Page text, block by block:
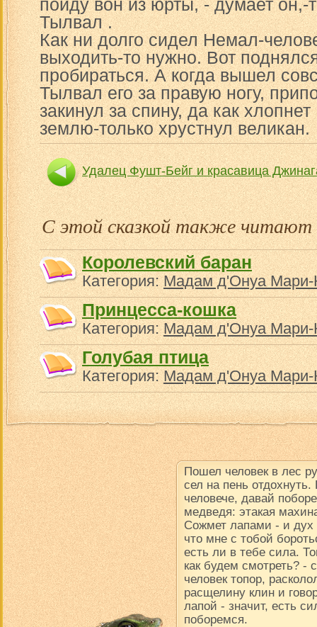
пойду вон из юрты, - думает он,-
Тылвал .
Как ни долго сидел Немал-
выходить-то нужно. Вот
пробираться. А когда вышел
Тылвал его за правую ногу,
закинул за спину, да как
землю-только хрустнул великан.
Удалец Фушт-Бейг и красавица
Кутх у
С этой сказкой также читают
Королевский баран
Категория:Мадам д'Онуа Мари-
Принцесса-кошка
Категория:Мадам д'Онуа Мари-
Голубая птица
Категория:Мадам д'Онуа Мари-
Пошел человек в лес
сел на пень
человече, давай
медведя: этакая
Сожмет лапами - и дух
что мне с тобой
есть ли в тебе сила.
как будем смотреть? -
человек топор,
расщелину клин и
лапой - значит, есть
поборемся.